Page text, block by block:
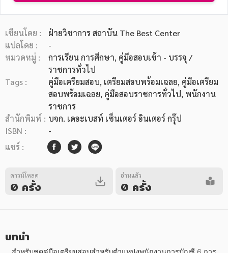
หมวดหมู่หนังสือ
หมวดหมู่ยอดนิยม
หนังสือออกใหม่ หนังสือยอดนิยม
ศิลปะ บันเทิง กีฬา ท่องเที่ยว
เขียนโดย :
ฝ่ายวิชาการ สถาบัน The Best Center
แปลโดย :
-
หมวดหมู่ :
การเรียน การศึกษา, คู่มือสอบเข้า - บรรจุ /
ราชการทั่วไป
Tags :
คู่มือเตรียมสอบ, เตรียมสอบพร้อมเฉลย, คู่มือเตรียม
สอบพร้อมเฉลย, คู่มือสอบราชการทั่วไป, พนักงาน
ราชการ
สำนักพิมพ์ : บจก. เดอะเบสท์ เซ็นเตอร์ อินเตอร์ กรุ๊ป
ISBN :
-
แชร์ :
ดาวน์โหลด
0 ครั้ง
อ่านแล้ว
0 ครั้ง
บทนำ